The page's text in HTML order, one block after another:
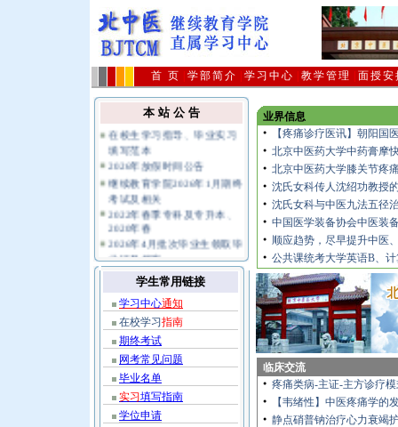
首 页 学部简介 学习中心 教学管理 面授安
本 站 公 告
在校生学习指导、毕业实习
填写范本
2026年放假时间公告
继续教育学院2026年1月期终
考试及相关
2022年春季专科及专升本、
2020年春
2026年4月批次毕业生领取毕
业证及档案
关于不要购买假冒复习题避
免上当受骗的公告
公共课统考报名及相关规定
指南
学生常用链接
学习中心通知
在校学习 指南
期终考试
网考常见问题
毕业名单
实习 填写指南
学位申请
业界信息
● 【疼痛诊疗医讯】朝阳国
● 北京中医药大学中药膏摩
● 北京中医药大学膝关节疼
● 沈氏女科传人沈绍功教授
● 沈氏女科与中医九法五径
● 中国医学装备协会中医装
● 顺应趋势，尽早提升中医
● 公共课统考大学英语B、
临床交流
● 疼痛类病-主证-主方诊疗
● 【韦绪性】中医疼痛学的
● 静点硝普钠治疗心力衰竭